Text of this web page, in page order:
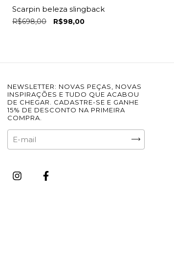
Scarpin beleza slingback
R$698,00 R$98,00
NEWSLETTER: NOVAS PEÇAS, NOVAS
INSPIRAÇÕES E TUDO QUE ACABOU
DE CHEGAR. CADASTRE-SE E GANHE
15% DE DESCONTO NA PRIMEIRA
COMPRA.